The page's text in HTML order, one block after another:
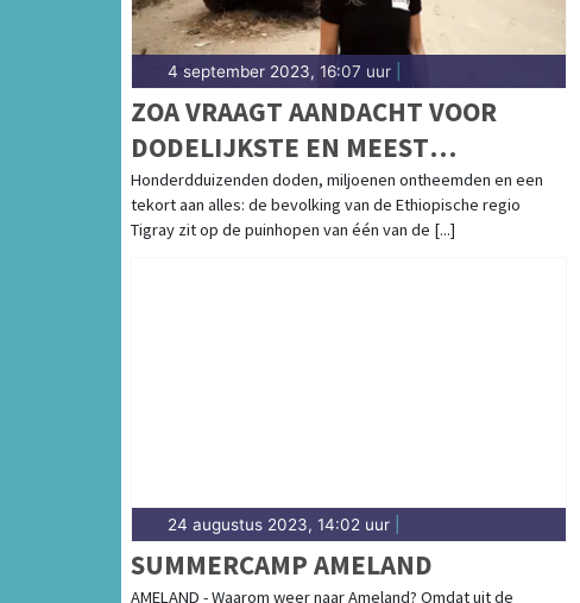
4 september 2023, 16:07 uur
ZOA VRAAGT AANDACHT VOOR
DODELIJKSTE EN MEEST
VERZWEGEN CONFLICT VAN DEZE
EEUW
Honderdduizenden doden, miljoenen ontheemden en een
tekort aan alles: de bevolking van de Ethiopische regio
Tigray zit op de puinhopen van één van de [...]
24 augustus 2023, 14:02 uur
SUMMERCAMP AMELAND
AMELAND - Waarom weer naar Ameland? Omdat uit de